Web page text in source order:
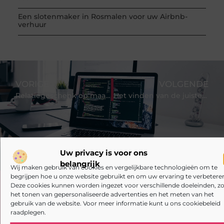
Uw privacy is voor ons
belangrijk
Wij maken gebruik van cookies en vergelijkbare technologieën om te
begrijpen hoe u onze website gebruikt en om uw ervaring te
Deze cookies kunnen worden ingezet voor verschillende doeleinden,
het tonen van gepersonaliseerde advertenties en het meten van het
gebruik van de website. Voor meer informatie kunt u ons cookiebeleid
raadplegen.
Een slotenmaker in Rosmalen voor uw Airbnb-
verhuur
Heb je deze artikelen al doorgenomen?
Verken de boeiende en interessante verhalen die wij
aanbieden en laat onze artikelen niet aan je
Relatiegeschenk op maat omvat de kunst van zakelijke waardering
VOLGENDE
Het vinden van de juiste schilder in Zaanstad: Waar moet u op letten?